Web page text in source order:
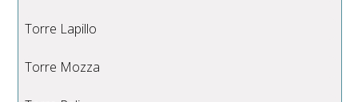
Torre Lapillo
Torre Mozza